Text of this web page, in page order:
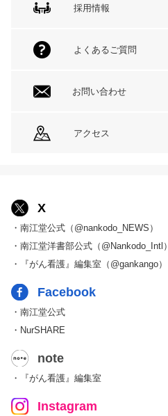
採用情報
よくあるご質問
お問い合わせ
アクセス
X
・南江堂公式（@nankodo_NEWS）
・南江堂洋書部公式（@Nankodo_Intl）
・『がん看護』編集室（@gankango）
Facebook
・南江堂公式
・NurSHARE
note
・『がん看護』編集室
Instagram